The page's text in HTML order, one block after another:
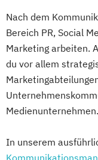
Nach dem
Bereich PR, Social
Marketing arbeiten.
du vor allem
Medienunternehmen.
In unserem